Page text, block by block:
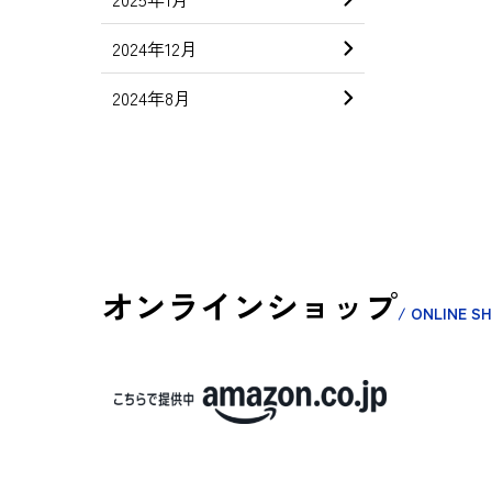
2024年12月
2024年8月
オンラインショップ/ ONLINE